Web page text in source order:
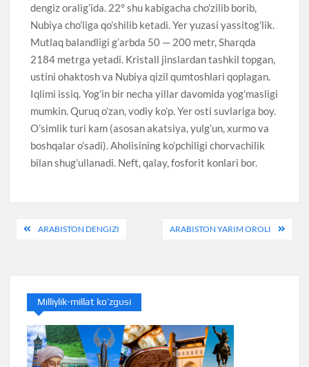
dengiz oralig’ida. 22° shu kabigacha cho’zilib borib,
Nubiya cho’liga qo’shilib ketadi. Yer yuzasi yassitog’lik.
Mutlaq balandligi g’arbda 50 — 200 metr, Sharqda
2184 metrga yetadi. Kristall jinslardan tashkil topgan,
ustini ohaktosh va Nubiya qizil qumtoshlari qoplagan.
Iqlimi issiq. Yog’in bir necha yillar davomida yog’masligi
mumkin. Quruq o’zan, vodiy ko’p. Yer osti suvlariga boy.
O’simlik turi kam (asosan akatsiya, yulg’un, xurmo va
boshqalar o’sadi). Aholisining ko’pchiligi chorvachilik
bilan shug’ullanadi. Neft, qalay, fosforit konlari bor.
PostARABISTON DENGIZI ARABISTON YARIM OROLI
Milliylik-millat ko’zgusi